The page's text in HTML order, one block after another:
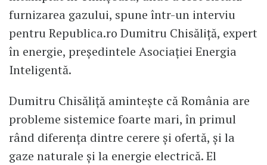
furnizarea gazului, spune într-un interviu
pentru Republica.ro Dumitru Chisăliță, expert
în energie, preşedintele Asociaţiei Energia
Inteligentă.
Dumitru Chisăliță amintește că România are
probleme sistemice foarte mari, în primul
rând diferența dintre cerere și ofertă, și la
gaze naturale și la energie electrică. El